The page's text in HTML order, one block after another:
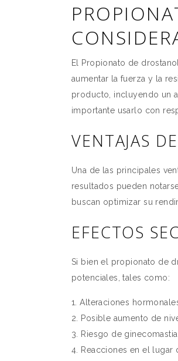
El Propionato de
aumentar la fuerza y la
producto, incluyendo un
importante usarlo con
VENTAJAS
Una de las principales
resultados pueden
buscan optimizar su
EFECTOS
Si bien el propionato de
potenciales, tales como:
Alteraciones
Posible aumento de
Riesgo de
Reacciones en el